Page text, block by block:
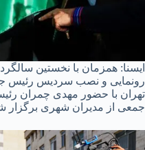
ایسنا: همزمان با نخستین
رونمایی و نصب سردیس رئیس
تهران با حضور مهدی چمران
جمعی از مدیران شهری برگزار